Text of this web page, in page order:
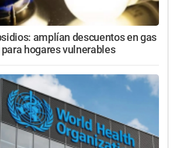
amplían descuentos en gas
hogares vulnerables